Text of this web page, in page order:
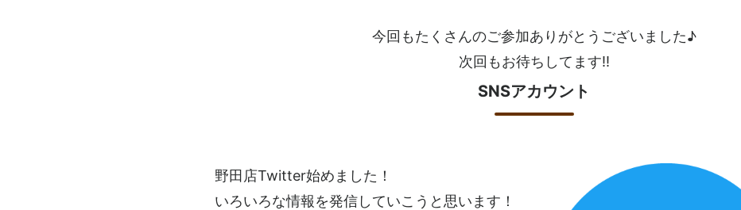
今回もたくさんのご参加ありがとうございました♪
次回もお待ちしてます!!
SNSアカウント
野田店Twitter始めました！
いろいろな情報を発信していこうと思います！